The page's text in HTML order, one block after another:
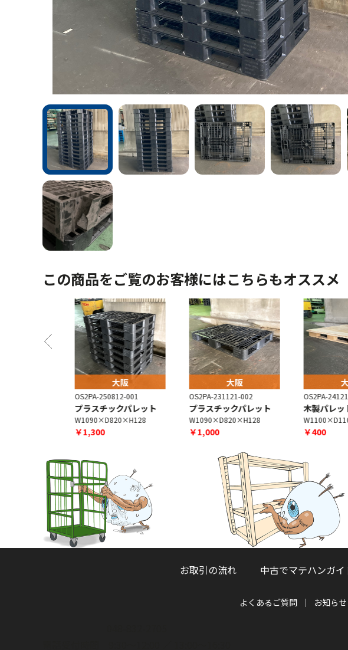
この商品をご覧のお客様にはこちらもオススメ
大阪
OS2PA-250812-001
プラスチックパレット
W1090×D820×H128
￥1,300
大阪
OS2PA-231121-002
プラスチックパレット
W1090×D820×H128
￥1,000
大阪
OS2PA-
木製パレット
￥400
お取引の流れ 中古でマテハンガイ
よくあるご質問 お知らせ